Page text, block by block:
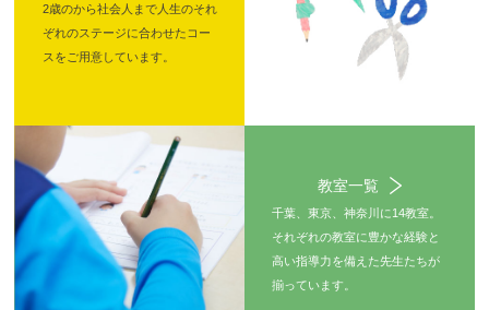
2歳のから社会人まで人生のそれ
ぞれのステージに合わせたコー
スをご用意しています。
教室一覧
千葉、東京、神奈川に14教室。
それぞれの教室に豊かな経験と
高い指導力を備えた先生たちが
揃っています。